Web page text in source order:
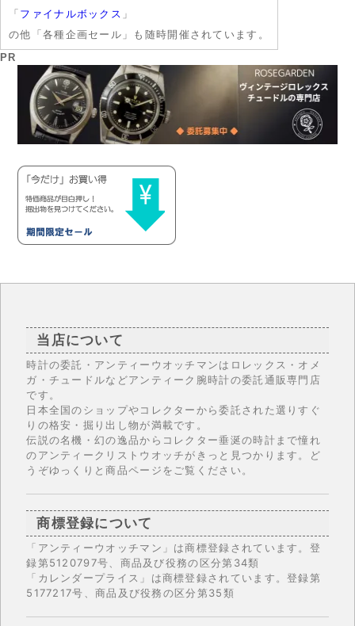
「 ファイナルボックス 」
の他「各種企画セール」も随時開催されています。
PR
当店について
時計の委託・アンティーウオッチマンはロレックス・オメ
ガ・チュードルなどアンティーク腕時計の委託通販専門店
です。
日本全国のショップやコレクターから委託された選りすぐ
りの格安・掘り出し物が満載です。
伝説の名機・幻の逸品からコレクター垂涎の時計まで憧れ
のアンティークリストウオッチがきっと見つかります。ど
うぞゆっくりと商品ページをご覧ください。
商標登録について
「アンティーウオッチマン」は商標登録されています。登
録第5120797号、商品及び役務の区分第34類
「カレンダープライス」は商標登録されています。登録第
5177217号、商品及び役務の区分第35類